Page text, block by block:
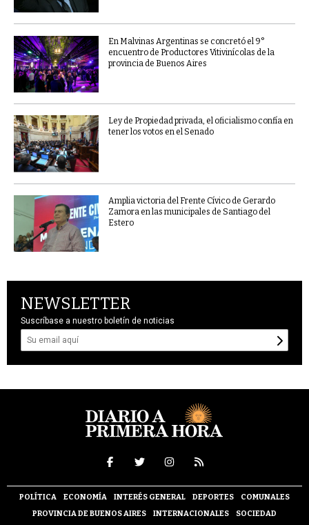
En Malvinas Argentinas se concretó el 9°
encuentro de Productores Vitivinícolas de la
provincia de Buenos Aires
Ley de Propiedad privada, el oficialismo confía en
tener los votos en el Senado
Amplia victoria del Frente Cívico de Gerardo
Zamora en las municipales de Santiago del
Estero
NEWSLETTER
Suscríbase a nuestro boletín de noticias
POLÍTICA ECONOMÍA INTERÉS GENERAL DEPORTES
COMUNALES
PROVINCIA DE BUENOS AIRES
INTERNACIONALES SOCIEDAD